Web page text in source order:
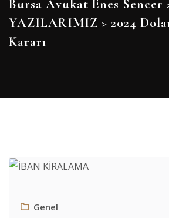
Bursa Avukat Enes Sencer
YAZILARIMIZ > 2024
Kararı
Genel